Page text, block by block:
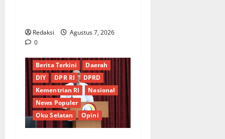
Redaksi
Agustus 7, 2026
0
Berita Terkini
Daerah
DIY
DPR RI
DPRD
Kementrian RI
Nasional
News Populer
Oku Selatan
Opini